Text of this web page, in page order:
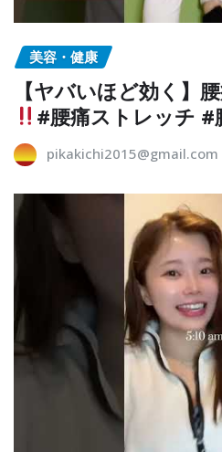
美容・健康
【ヤバいほど効く】
#腰痛ストレッチ #
pikakichi2015@gmail.com